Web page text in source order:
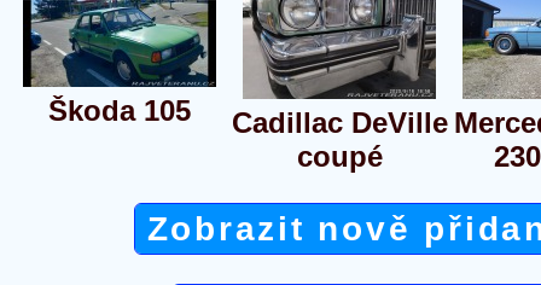
Škoda 105
Cadillac DeVille
coupé
Zobrazit nově